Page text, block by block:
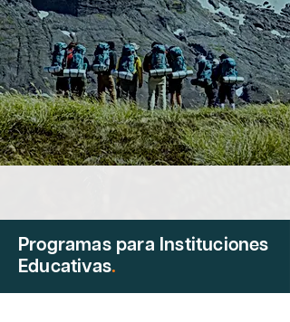
Programas para Instituciones
Educativas.